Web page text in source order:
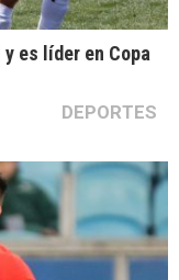
es líder en Copa
DEPORTES